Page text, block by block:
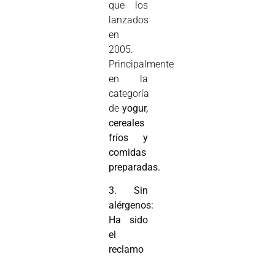
que los
lanzados
en
2005.
Principalmente
en la
categoría
de yogur,
cereales
fríos y
comidas
preparadas.
3. Sin
alérgenos:
Ha sido
el
reclamo